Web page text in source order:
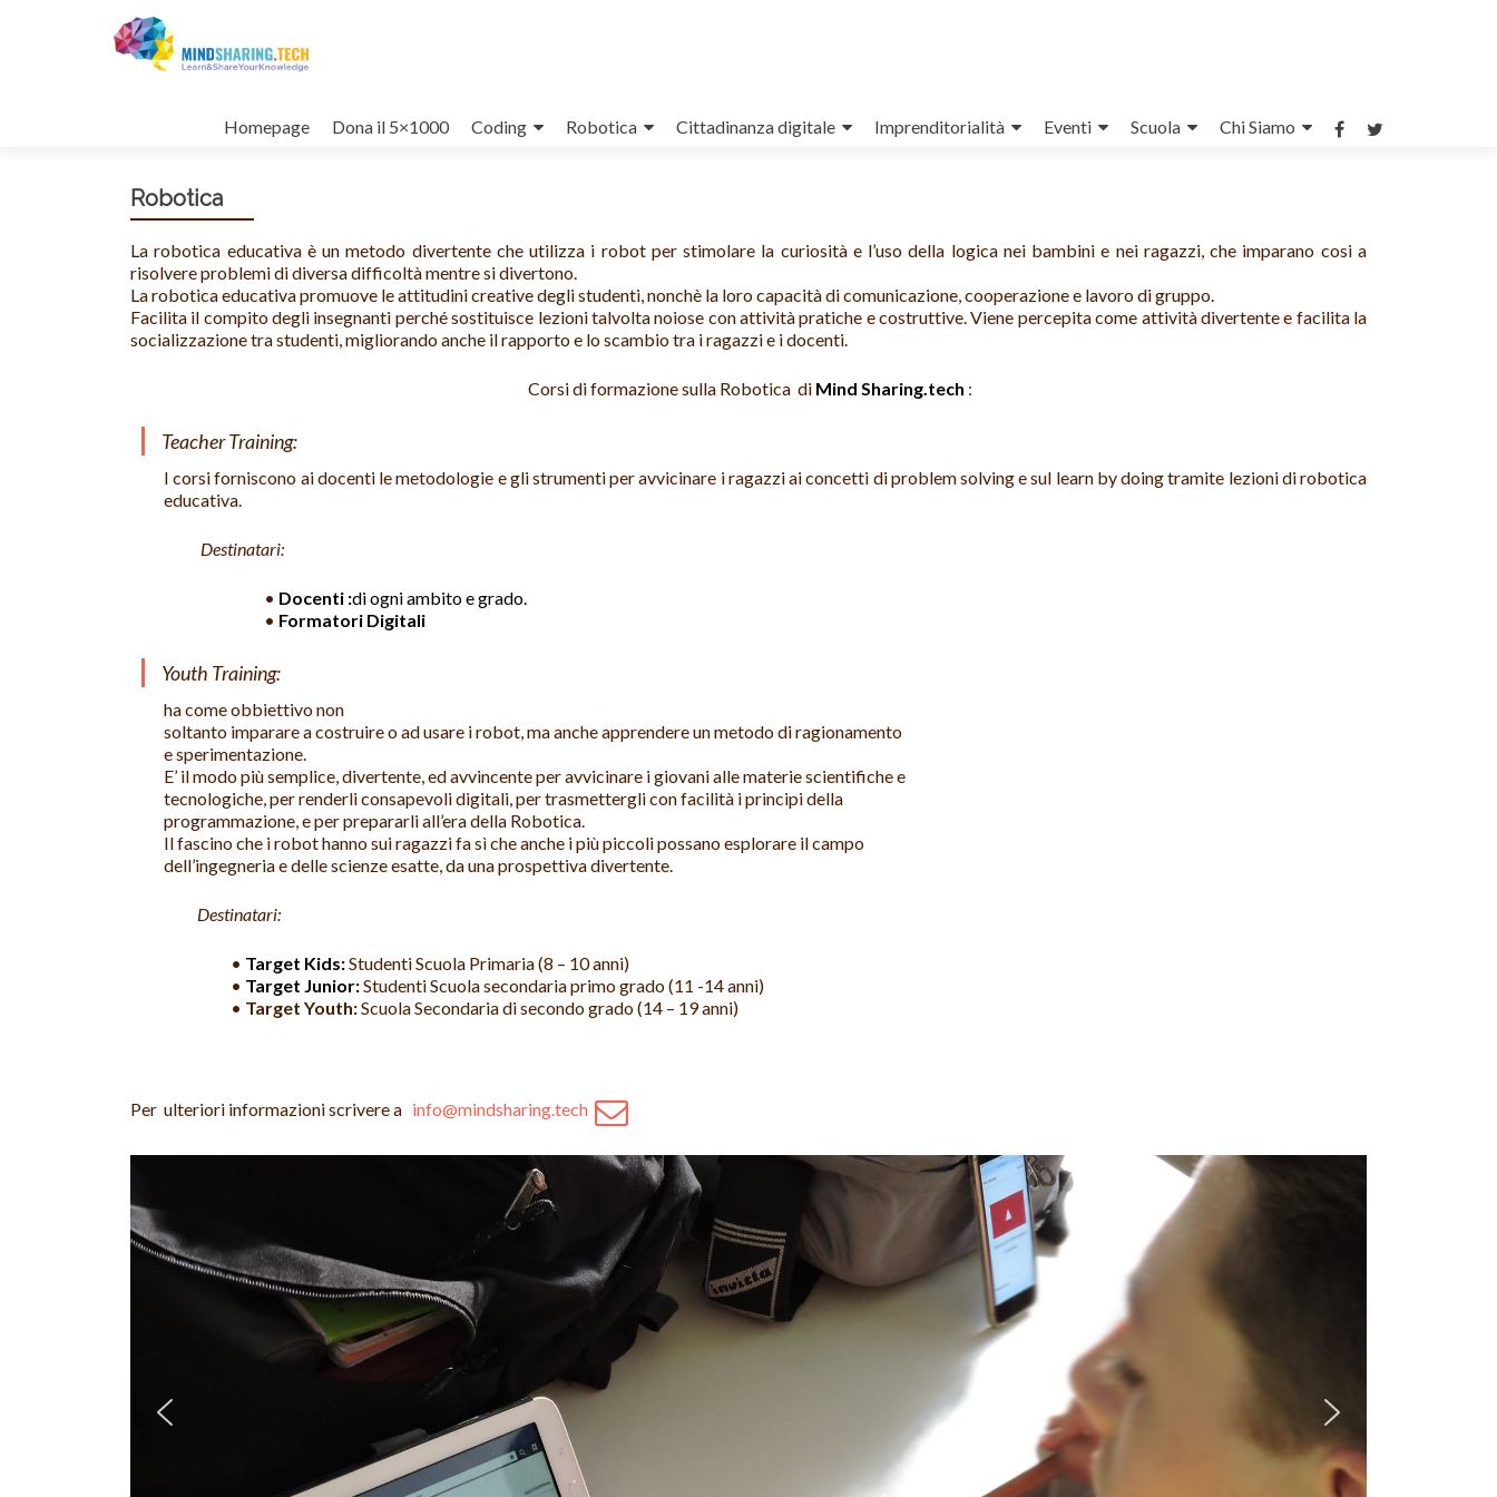
Homepage
Dona il 5×1000 Coding Robotica Cittadinanza digitale Imprenditorialità Eventi Scuola Chi Siamo
Robotica
La robotica educativa è un metodo divertente che utilizza i robot per stimolare la curiosità e l’uso della logica nei bambini e nei ragazzi, che imparano cosi a
risolvere problemi di diversa difficoltà mentre si divertono.
La robotica educativa promuove le attitudini creative degli studenti, nonchè la loro capacità di comunicazione, cooperazione e lavoro di gruppo.
Facilita il compito degli insegnanti perché sostituisce lezioni talvolta noiose con attività pratiche e costruttive. Viene percepita come attività divertente e facilita la
socializzazione tra studenti, migliorando anche il rapporto e lo scambio tra i ragazzi e i docenti.
Corsi di formazione sulla Robotica di Mind Sharing.tech :
Teacher Training:
I corsi forniscono ai docenti le metodologie e gli strumenti per avvicinare i ragazzi ai concetti di problem solving e sul learn by doing tramite lezioni di robotica
educativa.
Destinatari:
• Docenti :di ogni ambito e grado.
• Formatori Digitali
Youth Training:
ha come obbiettivo non
soltanto imparare a costruire o ad usare i robot, ma anche apprendere un metodo di ragionamento
e sperimentazione.
E’ il modo più semplice, divertente, ed avvincente per avvicinare i giovani alle materie scientifiche e
tecnologiche, per renderli consapevoli digitali, per trasmettergli con facilità i principi della
programmazione, e per prepararli all’era della Robotica.
Il fascino che i robot hanno sui ragazzi fa sì che anche i più piccoli possano esplorare il campo
dell’ingegneria e delle scienze esatte, da una prospettiva divertente.
Destinatari:
• Target Kids:Studenti Scuola Primaria (8 – 10 anni)
• Target Junior:Studenti Scuola secondaria primo grado (11 -14 anni)
• Target Youth:Scuola Secondaria di secondo grado (14 – 19 anni)
Per ulteriori informazioni scrivere a info@mindsharing.tech